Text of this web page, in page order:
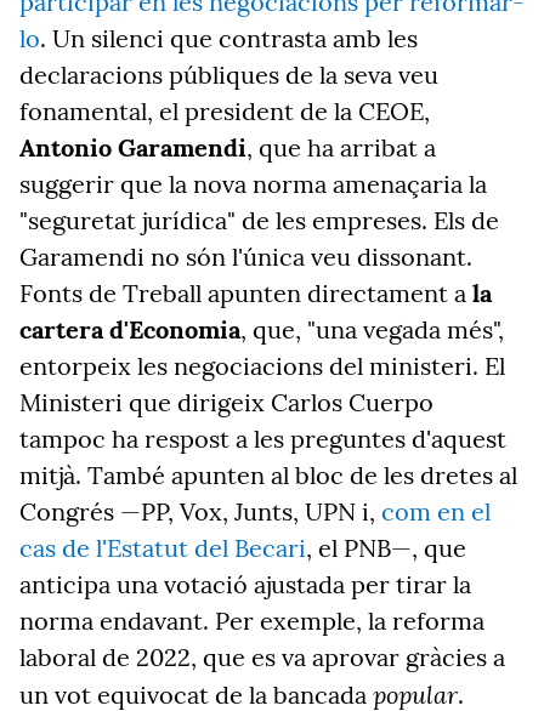
lo. Un silenci que contrasta amb les
declaracions públiques de la seva veu
fonamental, el president de la CEOE,
Antonio Garamendi, que ha arribat a
suggerir que la nova norma amenaçaria la
"seguretat jurídica" de les empreses. Els de
Garamendi no són l'única veu dissonant.
Fonts de Treball apunten directament a la
cartera d'Economia, que, "una vegada més",
entorpeix les negociacions del ministeri. El
Ministeri que dirigeix Carlos Cuerpo
tampoc ha respost a les preguntes d'aquest
mitjà. També apunten al bloc de les dretes al
Congrés —PP, Vox, Junts, UPN i, com en el
cas de l'Estatut del Becari, el PNB—, que
anticipa una votació ajustada per tirar la
norma endavant. Per exemple, la reforma
laboral de 2022, que es va aprovar gràcies a
un vot equivocat de la bancada popular.